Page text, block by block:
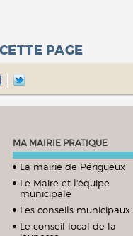
PAGE
MA MAIRIE PRATIQUE
La mairie de Périgueux
Le Maire et l'équipe
municipale
Les conseils municipaux
Le conseil local de la